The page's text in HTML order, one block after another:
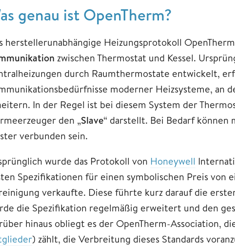
genau ist OpenTherm?
herstellerunabhängige Heizungsprotokoll
zwischen Thermostat und Kessel.
durch Raumthermostate entwickelt,
moderner Heizsysteme, an
In der Regel ist bei diesem System der
den „Slave“ darstellt. Bei Bedarf
verbunden sein.
wurde das Protokoll von Honeywell
Spezifikationen für einen symbolischen Preis von
verkaufte. Diese führte kurz darauf die
die Spezifikation regelmäßig erweitert und den
hinaus obliegt es der OpenTherm-Association,
) zählt, die Verbreitung dieses Standards